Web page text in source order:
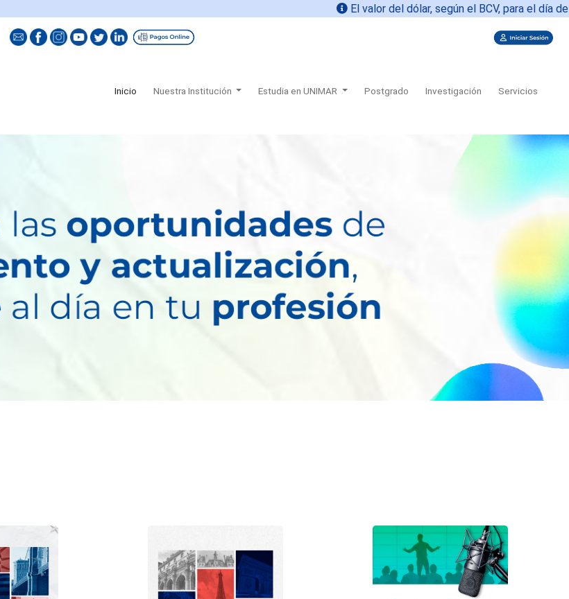
El valor del dólar, según el BCV, para el día de hoy
Inicio(current)Nuestra Institución Estudia en UNIMAR Postgrado Investigación Servicios